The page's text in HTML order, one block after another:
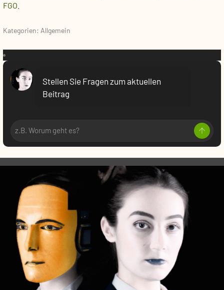
FGO.
Kategorien: Allgemein
VR:
Stellen Sie Fragen zum aktuellen
Beitrag